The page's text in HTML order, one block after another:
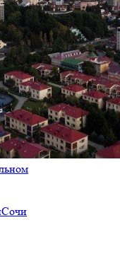
Сочи